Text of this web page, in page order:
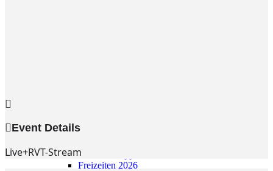
Kinder/Jungschar
KiJuTe-Gruppen
Freizeiten 2026
Event Details
Live+RVT-Stream